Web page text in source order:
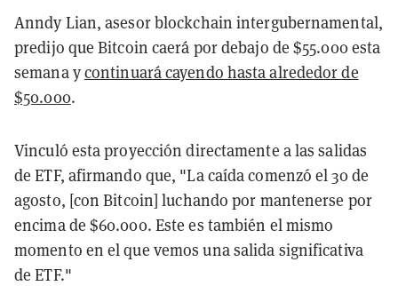
Anndy Lian, asesor blockchain intergubernamental,
predijo que Bitcoin caerá por debajo de $55.000 esta
semana ycontinuará cayendo hasta alrededor de
$50.000.
Vinculó esta proyección directamente a las salidas
de ETF, afirmando que, "La caída comenzó el 30 de
agosto, [con Bitcoin] luchando por mantenerse por
encima de $60.000. Este es también el mismo
momento en el que vemos una salida significativa
de ETF."